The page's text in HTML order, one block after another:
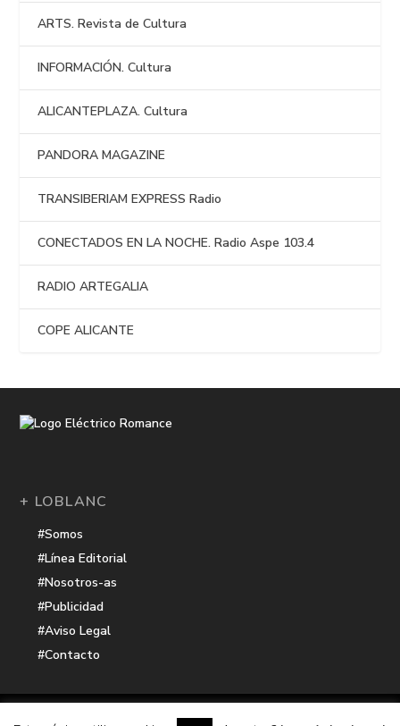
ARTS. Revista de Cultura
INFORMACIÓN. Cultura
ALICANTEPLAZA. Cultura
PANDORA MAGAZINE
TRANSIBERIAM EXPRESS Radio
CONECTADOS EN LA NOCHE. Radio Aspe 103.4
RADIO ARTEGALIA
COPE ALICANTE
+ LOBLANC
#Somos
#Línea Editorial
#Nosotros-as
#Publicidad
#Aviso Legal
#Contacto
Electrico Romance